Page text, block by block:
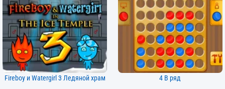
Fireboy и Watergirl 3 Ледяной храм 4 В ряд